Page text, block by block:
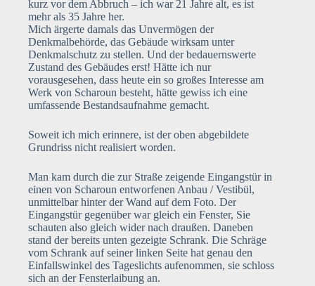
kurz vor dem Abbruch – ich war 21 Jahre alt, es ist
mehr als 35 Jahre her.
Mich ärgerte damals das Unvermögen der
Denkmalbehörde, das Gebäude wirksam unter
Denkmalschutz zu stellen. Und der bedauernswerte
Zustand des Gebäudes erst! Hätte ich nur
vorausgesehen, dass heute ein so großes Interesse am
Werk von Scharoun besteht, hätte gewiss ich eine
umfassende Bestandsaufnahme gemacht.
Soweit ich mich erinnere, ist der oben abgebildete
Grundriss nicht realisiert worden.
Man kam durch die zur Straße zeigende Eingangstür in
einen von Scharoun entworfenen Anbau / Vestibül,
unmittelbar hinter der Wand auf dem Foto. Der
Eingangstür gegenüber war gleich ein Fenster, Sie
schauten also gleich wider nach draußen. Daneben
stand der bereits unten gezeigte Schrank. Die Schräge
vom Schrank auf seiner linken Seite hat genau den
Einfallswinkel des Tageslichts aufenommen, sie schloss
sich an der Fensterlaibung an.